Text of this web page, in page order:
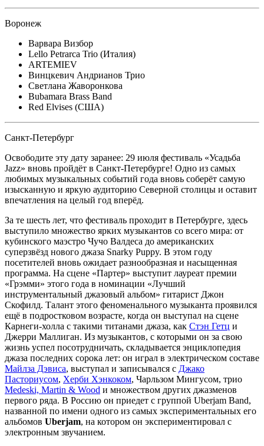
Воронеж
Варвара Визбор
Lello Petrarca Trio (Италия)
ARTEMIEV
Винцкевич Андрианов Трио
Светлана Жаворонкова
Bubamara Brass Band
Red Elvises (США)
Санкт-Петербург
Освободите эту дату заранее: 29 июля фестиваль «Усадьба
Jazz» вновь пройдёт в Санкт-Петербурге! Одно из самых
любимых музыкальных событий года вновь соберёт самую
изысканную и яркую аудиторию Северной столицы и оставит
впечатления на целый год вперёд.
За те шесть лет, что фестиваль проходит в Петербурге, здесь
выступило множество ярких музыкантов со всего мира: от
кубинского маэстро Чучо Валдеса до американских
суперзвёзд нового джаза Snarky Puppy. В этом году
посетителей вновь ожидает разнообразная и насыщенная
программа. На сцене «Партер» выступит лауреат премии
«Грэмми» этого года в номинации «Лучший
инструментальный джазовый альбом» гитарист Джон
Скофилд. Талант этого феноменального музыканта проявился
ещё в подростковом возрасте, когда он выступал на сцене
Карнеги-холла с такими титанами джаза, как Стэн Гетц и
Джерри Маллиган. Из музыкантов, с которыми он за свою
жизнь успел посотрудничать, складывается энциклопедия
джаза последних сорока лет: он играл в электрическом составе
Майлза Дэвиса, выступал и записывался с Джако
Пасториусом, Херби Хэнкоком, Чарльзом Мингусом, трио
Medeski, Martin & Wood и множеством других джазменов
первого ряда. В Россию он приедет с группой Uberjam Band,
названной по имени одного из самых экспериментальных его
альбомов Uberjam, на котором он экспериментировал с
электронным звучанием.